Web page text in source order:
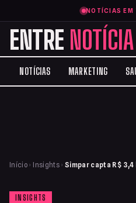
NOTÍCIAS EM
ENTRE NOTÍCIA
NOTÍCIAS MARKETING
Início › Insights › Simpar capta R$ 3,4
INSIGHTS